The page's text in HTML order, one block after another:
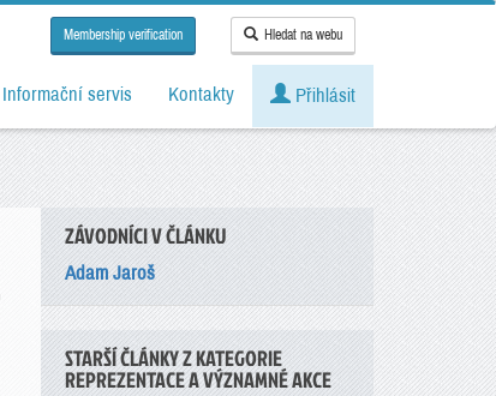
Membership verification Hledat na webu
Informační servis Kontakty Přihlásit
ZÁVODNÍCI V ČLÁNKU
Adam Jaroš
STARŠÍ ČLÁNKY Z KATEGORIE
REPREZENTACE A VÝZNAMNÉ AKCE